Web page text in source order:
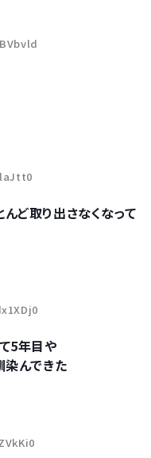
ど取り出さなくなって
5年目や
染んできた